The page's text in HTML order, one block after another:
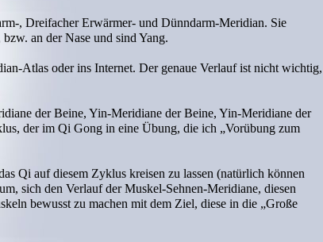
, Dreifacher Erwärmer- und Dünndarm-Meridian. Sie
an der Nase und sind Yang.
Atlas oder ins Internet. Der genaue Verlauf ist nicht wichtig,
der Beine, Yin-Meridiane der Beine, Yin-Meridiane der
der im Qi Gong in eine Übung, die ich „Vorübung zum
Qi auf diesem Zyklus kreisen zu lassen (natürlich können
sich den Verlauf der Muskel-Sehnen-Meridiane, diesen
bewusst zu machen mit dem Ziel, diese in die „Große